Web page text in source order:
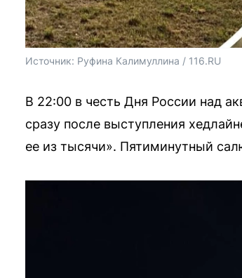
Источник: Руфина Калимуллина / 116.RU
В 22:00 в честь Дня России над
сразу после выступления
ее из тысячи». Пятиминутный